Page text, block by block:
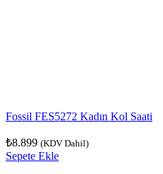
Fossil FES5272 Kadın Kol Saati
₺8.899 (KDV Dahil)
Sepete Ekle